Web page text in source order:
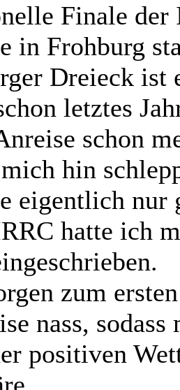
Finale der
in Frohburg
Dreieck
letztes
schon
hin
eigentlich nur
hatte ich
zum
nass,
positiven